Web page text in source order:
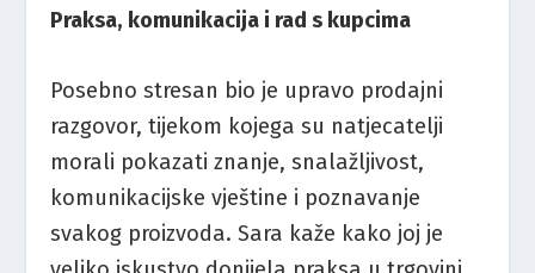
Praksa, komunikacija i rad s kupcima
Posebno stresan bio je upravo prodajni
razgovor, tijekom kojega su natjecatelji
morali pokazati znanje, snalažljivost,
komunikacijske vještine i poznavanje
svakog proizvoda. Sara kaže kako joj je